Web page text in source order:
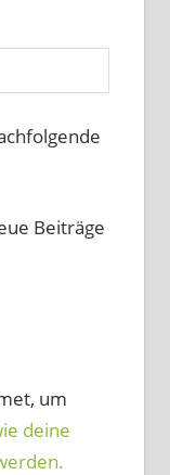
Beiträge
um
deine